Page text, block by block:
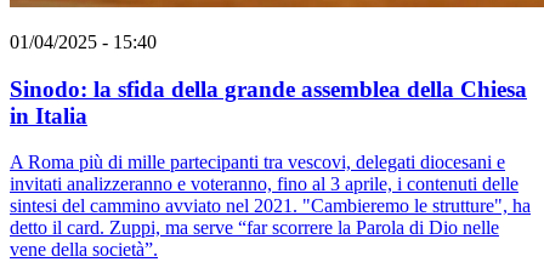
01/04/2025 - 15:40
Sinodo: la sfida della grande assemblea della Chiesa
in Italia
A Roma più di mille partecipanti tra vescovi, delegati diocesani e
invitati analizzeranno e voteranno, fino al 3 aprile, i contenuti delle
sintesi del cammino avviato nel 2021. "Cambieremo le strutture", ha
detto il card. Zuppi, ma serve “far scorrere la Parola di Dio nelle
vene della società”.